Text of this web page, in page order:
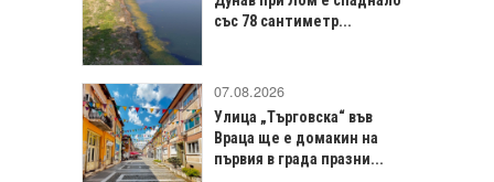
със 78 сантиметр...
07.08.2026
Улица „Търговска“ във
Враца щe е домакин на
първия в града празни...